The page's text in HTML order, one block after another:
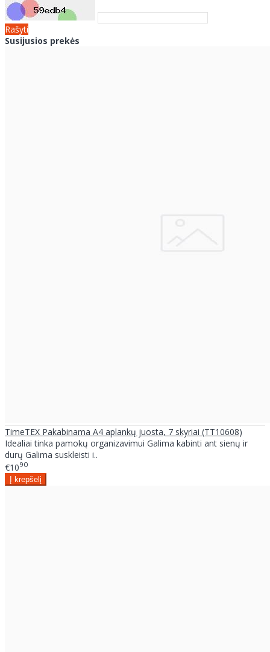
Rašyti
Susijusios prekės
TimeTEX Pakabinama A4 aplankų juosta, 7 skyriai (TT10608)
Idealiai tinka pamokų organizavimui Galima kabinti ant sienų ir
durų Galima suskleisti i..
€1090